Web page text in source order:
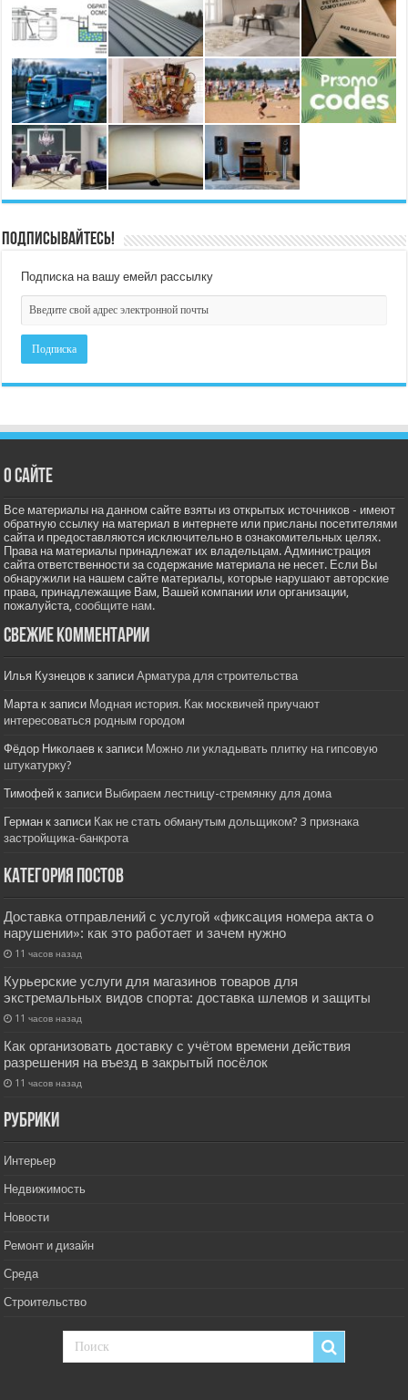
Подписывайтесь!
Подписка на вашу емейл рассылку
О сайте
Все материалы на данном сайте взяты из открытых источников - имеют
обратную ссылку на материал в интернете или присланы посетителями
сайта и предоставляются исключительно в ознакомительных целях.
Права на материалы принадлежат их владельцам. Администрация
сайта ответственности за содержание материала не несет. Если Вы
обнаружили на нашем сайте материалы, которые нарушают авторские
права, принадлежащие Вам, Вашей компании или организации,
пожалуйста,сообщите нам.
Свежие комментарии
Илья Кузнецов к записиАрматура для строительства
Марта к записи Модная история. Как москвичей приучают
интересоваться родным городом
Фёдор Николаев к записи Можно ли укладывать плитку на гипсовую
штукатурку?
Тимофей к записи Выбираем лестницу-стремянку для дома
Герман к записи Как не стать обманутым дольщиком? 3 признака
застройщика-банкрота
Категория постов
Доставка отправлений с услугой «фиксация номера акта о
нарушении»: как это работает и зачем нужно
11 часов назад
Курьерские услуги для магазинов товаров для
экстремальных видов спорта: доставка шлемов и защиты
11 часов назад
Как организовать доставку с учётом времени действия
разрешения на въезд в закрытый посёлок
11 часов назад
РУбрики
Интерьер
Недвижимость
Новости
Ремонт и дизайн
Среда
Строительство